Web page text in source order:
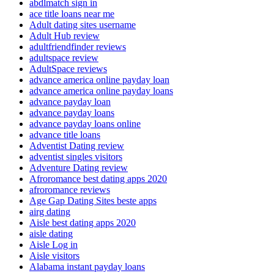
abdlmatch sign in
ace title loans near me
Adult dating sites username
Adult Hub review
adultfriendfinder reviews
adultspace review
AdultSpace reviews
advance america online payday loan
advance america online payday loans
advance payday loan
advance payday loans
advance payday loans online
advance title loans
Adventist Dating review
adventist singles visitors
Adventure Dating review
Afroromance best dating apps 2020
afroromance reviews
Age Gap Dating Sites beste apps
airg dating
Aisle best dating apps 2020
aisle dating
Aisle Log in
Aisle visitors
Alabama instant payday loans